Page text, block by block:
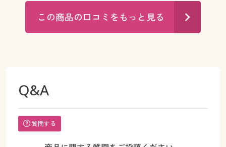
この商品の口コミをもっと見る
Q&A
質問する